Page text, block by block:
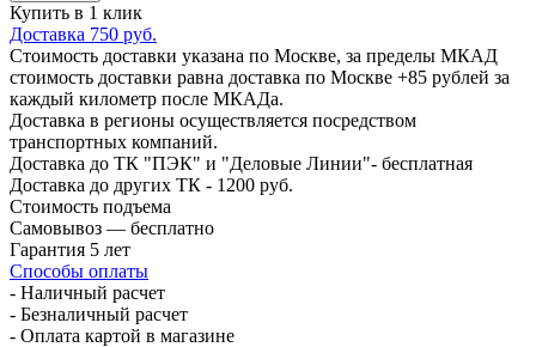
Купить в 1 клик
Доставка 750 руб.
Стоимость доставки указана по Москве, за пределы МКАД
стоимость доставки равна доставка по Москве +85 рублей за
каждый километр после МКАДа.
Доставка в регионы осуществляется посредством
транспортных компаний.
Доставка до ТК "ПЭК" и "Деловые Линии"- бесплатная
Доставка до других ТК - 1200 руб.
Стоимость подъема
Самовывоз — бесплатно
Гарантия 5 лет
Способы оплаты
- Наличный расчет
- Безналичный расчет
- Оплата картой в магазине